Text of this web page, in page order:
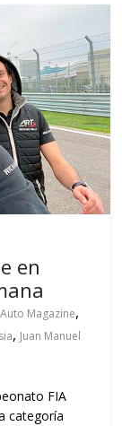
en
Auto Magazine,
, Juan Manuel
FIA
categoría